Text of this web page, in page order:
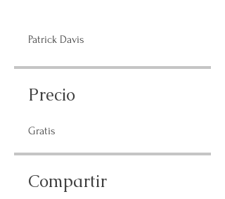
Patrick Davis
Precio
Gratis
Compartir